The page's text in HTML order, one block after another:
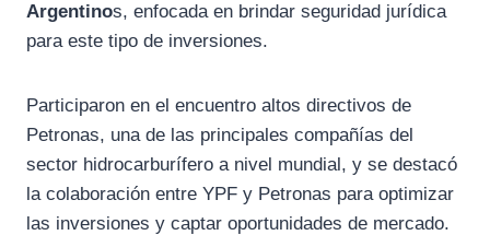
Argentinos, enfocada en brindar seguridad jurídica
para este tipo de inversiones.
Participaron en el encuentro altos directivos de
Petronas, una de las principales compañías del
sector hidrocarburífero a nivel mundial, y se destacó
la colaboración entre YPF y Petronas para optimizar
las inversiones y captar oportunidades de mercado.